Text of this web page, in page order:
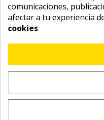
comunicaciones,
afectar a tu experiencia
cookies